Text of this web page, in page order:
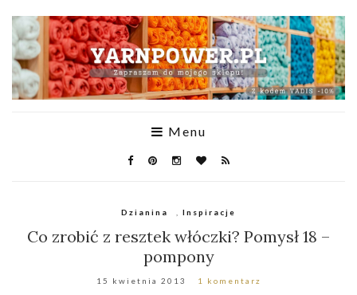
Menu
Dzianina Inspiracje
Co zrobić z resztek włóczki? Pomysł 18 –
pompony
15 kwietnia 2013 1 komentarz